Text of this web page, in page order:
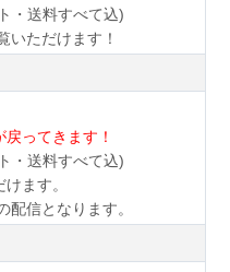
・送料すべて込)
いただけます！
ってきます！
・送料すべて込)
ます。
信となります。